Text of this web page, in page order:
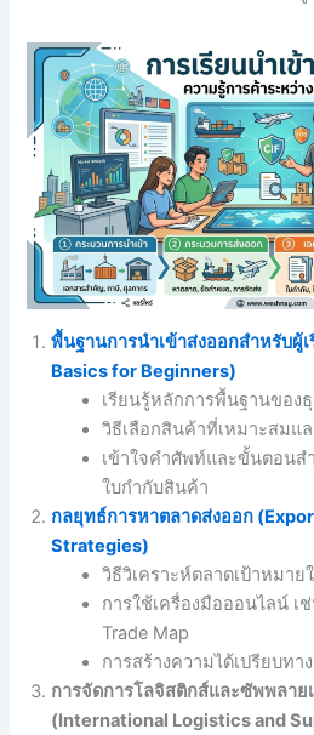
พื้นฐานการนำเข้าส่งออกสำหรับ
Basics for Beginners)
เรียนรู้หลักการพื้นฐานของ
วิธีเลือกสินค้าที่เหมาะสมแ
เข้าใจคำศัพท์และขั้นตอนส
ใบกำกับสินค้า
กลยุทธ์การหาตลาดส่งออก
Strategies)
วิธีวิเคราะห์ตลาดเป้าหมาย
การใช้เครื่องมือออนไลน์ เ
Trade Map
การสร้างความได้เปรียบท
การจัดการโลจิสติกส์และซัพพลาย
(International Logistics and